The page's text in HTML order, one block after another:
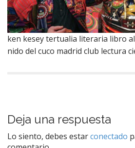
ken kesey tertualia literaria libro
nido del cuco madrid club lectura
v
e
g
Deja una respuesta
Lo siento, debes estarconectado